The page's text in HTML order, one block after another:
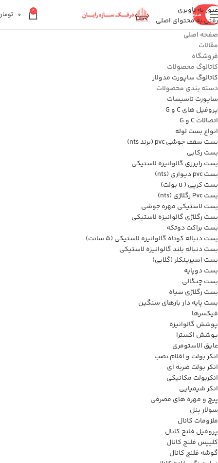
عبور به ناوبری
رفتن به محتوای اصلی
منو 0 ۰
صفحه اصلی
مقالات
فروشگاه
کاتالوگ محصولات
کاتالوگ ساپورت مدولار
دسته بندی محصولات
ساپورت تاسیسات
پروفیل های C و G
اتصالات C و G
انواع بست لوله
بست سقف جوشی pvc (برند nts)
بست رکابی
بست رایرزی گالوانیزه لاستیکی
بست pvc دیواری (nts)
بست کرپی ( u بولت)
بست Pvc رگلاژی (nts)
بست لاستیکی مهره جوشی
بست رگلاژی گالوانیزه لاستیکی
بست براکت دوتکه
بست دنباله کوتاه گالوانیزه لاستیکی (5 سانت)
بست دنباله بلند گالوانیزه لاستیکی
بست اسپرینکلر (گلابی)
بست دوپایه
بست چنگالی
بست رگلاژی سیاه
بست پایه دار بارهای سنگین
فیکسرها
پوشش گالوانیزه
پوشش اکسترا
عایق الاستومری
انکر بولت و اقلام نصب
انکر بولت ضربه ای
انکربولت مکانیکی
انکر شیمیایی
پیچ و مهره های مصرفی
سولار پنل
ملزومات کانال
پروفیل فلنج کانال
کلیپس فلنج کانال
گوشه فلنج کانال